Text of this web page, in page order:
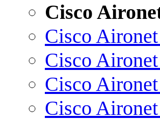
Cisco
Cisco
Cisco
Cisco
Cisco